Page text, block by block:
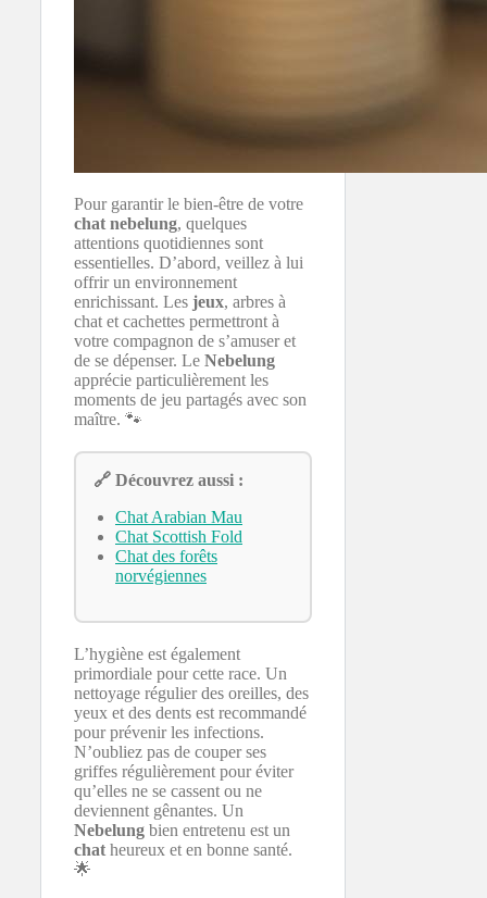
Pour garantir le bien-être de votre
chat nebelung, quelques
attentions quotidiennes sont
essentielles. D’abord, veillez à lui
offrir un environnement
enrichissant. Les jeux, arbres à
chat et cachettes permettront à
votre compagnon de s’amuser et
de se dépenser. Le Nebelung
apprécie particulièrement les
moments de jeu partagés avec son
maître. 🐾
🔗 Découvrez aussi :
Chat Arabian Mau
Chat Scottish Fold
Chat des forêts
norvégiennes
L’hygiène est également
primordiale pour cette race. Un
nettoyage régulier des oreilles, des
yeux et des dents est recommandé
pour prévenir les infections.
N’oubliez pas de couper ses
griffes régulièrement pour éviter
qu’elles ne se cassent ou ne
deviennent gênantes. Un
Nebelung bien entretenu est un
chat heureux et en bonne santé.
🌟